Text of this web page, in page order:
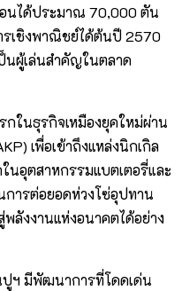
อนได้ประมาณ 70,000 ตัน
รเชิงพาณิชย์ได้ต้นปี 2570
นผู้เล่นสำคัญในตลาด
กในธุรกิจเหมืองยุคใหม่ผ่าน
เพื่อเข้าถึงแหล่งนิกเกิล
อุตสาหกรรมแบตเตอรี่และ
ารต่อยอดห่วงโซ่อุปทาน
ลังงานแห่งอนาคตได้อย่าง
ฯ มีพัฒนาการที่โดดเด่น